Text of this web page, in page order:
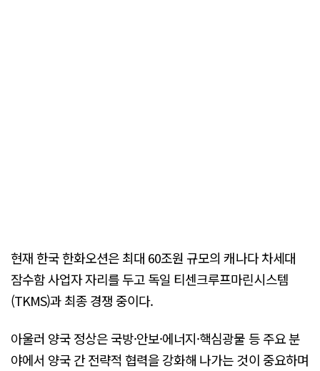
현재 한국 한화오션은 최대 60조원 규모의 캐나다 차세대
잠수함 사업자 자리를 두고 독일 티센크루프마린시스템
(TKMS)과 최종 경쟁 중이다.
아울러 양국 정상은 국방·안보·에너지·핵심광물 등 주요 분
야에서 양국 간 전략적 협력을 강화해 나가는 것이 중요하며